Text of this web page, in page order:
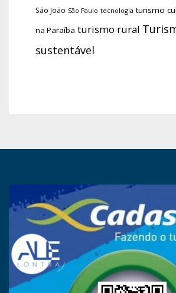
São João São Paulo tecnologia turismo
na Paraíba turismo rural
sustentável